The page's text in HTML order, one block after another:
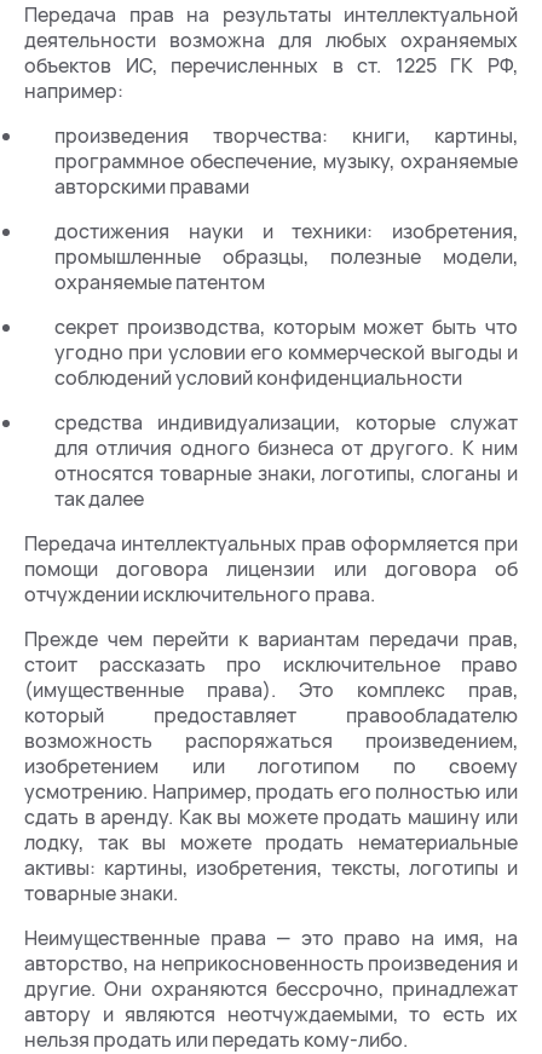
Передача прав на результаты интеллектуальной
деятельности возможна для любых охраняемых
объектов ИС, перечисленных в ст. 1225 ГК РФ,
например:
произведения творчества: книги, картины,
программное обеспечение, музыку, охраняемые
авторскими правами
достижения науки и техники: изобретения,
промышленные образцы, полезные модели,
охраняемые патентом
секрет производства, которым может быть что
угодно при условии его коммерческой выгоды и
соблюдений условий конфиденциальности
средства индивидуализации, которые служат
для отличия одного бизнеса от другого. К ним
относятся товарные знаки, логотипы, слоганы и
так далее
Передача интеллектуальных прав оформляется при
помощи договора лицензии или договора об
отчуждении исключительного права.
Прежде чем перейти к вариантам передачи прав,
стоит рассказать про исключительное право
(имущественные права). Это комплекс прав,
который предоставляет правообладателю
возможность распоряжаться произведением,
изобретением или логотипом по своему
усмотрению. Например, продать его полностью или
сдать в аренду. Как вы можете продать машину или
лодку, так вы можете продать нематериальные
активы: картины, изобретения, тексты, логотипы и
товарные знаки.
Неимущественные права — это право на имя, на
авторство, на неприкосновенность произведения и
другие. Они охраняются бессрочно, принадлежат
автору и являются неотчуждаемыми, то есть их
нельзя продать или передать кому-либо.